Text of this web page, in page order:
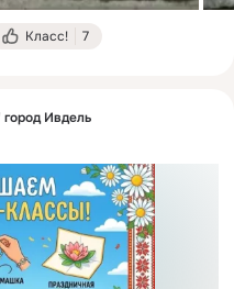
Класс! 7
Ивдель